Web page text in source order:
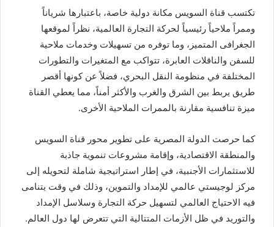
تكتسب قناة السويس مكانة دولية خاصة، باعتبارها شرياناً
وممراً ملاحياً رئيسياً لحركة التجارة العالمية، نظراً لموقعها
الجغرافى المتميز، وما توفره من تسهيلات وخدمات ملاحية
للسفن والناقلات العابرة، تتواكب مع المتغيرات والتطورات
المختلفة في منظومة النقل البحري، فضلاً عن كونها أقصر
طريق يربط بين الشرق والغرب والأكثر أمناً، مما يعطي القناة
ميزة تنافسية مقارنة بالممرات الملاحية الأخرى.
كما حرصت الدولة المصرية على تطوير محور قناة السويس
والمنطقة الاقتصادية، وإقامة مشروعات تنموية جاذبة
للاستثمارات الأجنبية، في إطار استراتيجية شاملة لتحويله إلى
مركز لوجيستي عالمي للإمداد والتموين، وذلك في وقت يتنامى
فيه الاحتياج العالمي لتسهيل حركة التجارة وسلاسل الإمداد
والتوريد في ظل الأزمات المتتالية التي تتعرض لها دول العالم.